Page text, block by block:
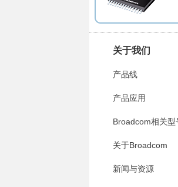
关于我们
产品线
产品应用
Broadcom相关型
关于Broadcom
新闻与资源